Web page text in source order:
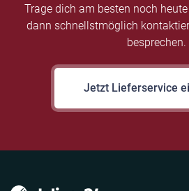
Trage dich am besten noch
dann schnellstmöglich
besprechen.
Jetzt Lieferservice